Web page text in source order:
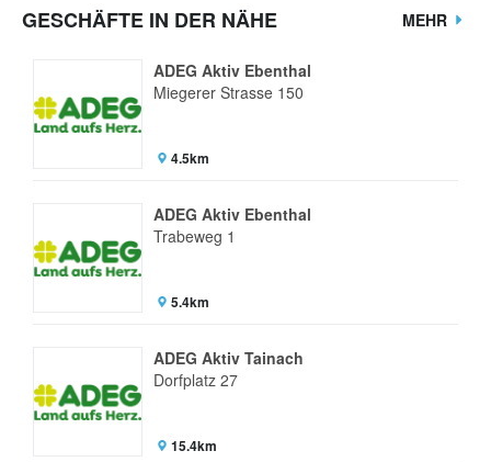
GESCHÄFTE IN DER NÄHE MEHR
ADEG Aktiv Ebenthal
Miegerer Strasse 150
4.5km
ADEG Aktiv Ebenthal
Trabeweg 1
5.4km
ADEG Aktiv Tainach
Dorfplatz 27
15.4km